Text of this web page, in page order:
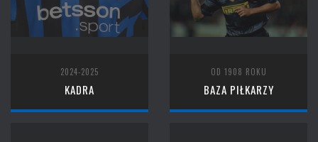
2024-2025
KADRA
OD 1908 ROKU
BAZA PIŁKARZY